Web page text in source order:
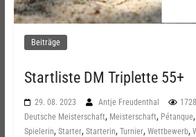
Beiträge
Startliste DM Triplette 55+
29. 08. 2023 Antje Freudenthal
Deutsche Meisterschaft, Meisterschaft, Pétanque,
Spielerin, Starter, Starterin, Turnier, Wettbewerb,